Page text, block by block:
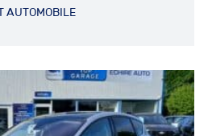
AUTOMOBILE